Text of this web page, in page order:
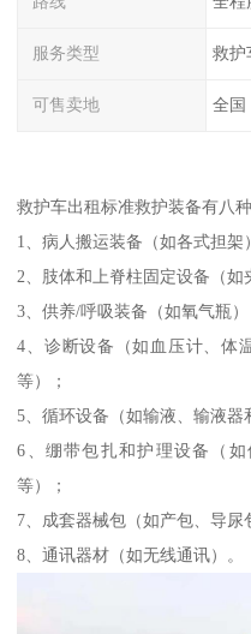
服务类型 救护
可售卖地 全国
救护车出租标准救护装备有八
1、病人搬运装备（如各式担架
2、肢体和上脊柱固定设备（如
3、供养/呼吸装备（如氧气瓶）
4、诊断设备（如血压计、体
等）；
5、循环设备（如输液、输液器
6、绷带包扎和护理设备（
等）；
7、成套器械包（如产包、导尿
8、通讯器材（如无线通讯）。